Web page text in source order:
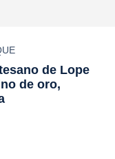
de Lope
de oro,